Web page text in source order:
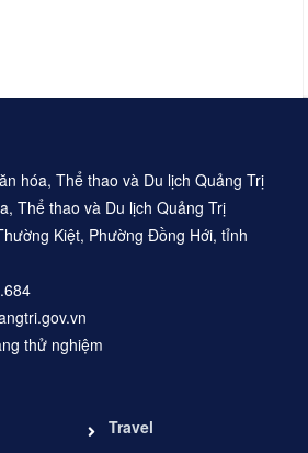
hóa, Thể thao và Du lịch Quảng Trị
Thể thao và Du lịch Quảng Trị
Kiệt, Phường Đồng Hới, tỉnh
thử nghiệm
Travel